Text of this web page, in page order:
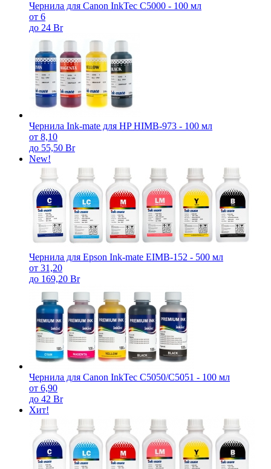
Чернила для Canon InkTec C5000 - 100 мл
от 6
до 24 Br
Чернила Ink-mate для HP HIMB-973 - 100 мл
от 8,10
до 55,50 Br
New!
Чернила для Epson Ink-mate EIMB-152 - 500 мл
от 31,20
до 169,20 Br
Чернила для Canon InkTec C5050/С5051 - 100 мл
от 6,90
до 42 Br
Хит!